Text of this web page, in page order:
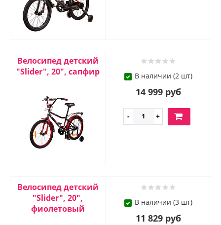
Велосипед детский
"Slider", 20", сапфир
В наличии (2 шт)
14 999 руб
Велосипед детский
"Slider", 20",
фиолетовый
В наличии (3 шт)
11 829 руб